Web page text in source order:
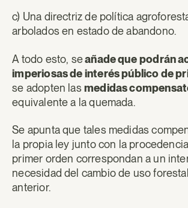
c) Una directriz de política
arbolados en estado de abandono.
A todo esto, seañade que podrán
imperiosas de interés público de
se adopten las medidas
equivalente a la quemada.
Se apunta que tales medidas
la propia ley junto con la
primer orden correspondan a un
necesidad del cambio de uso
anterior.